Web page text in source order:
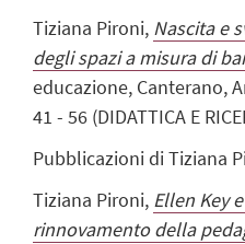
Tiziana Pironi, Nascita e
degli spazi a misura di
educazione, Canterano,
41 - 56 (DIDATTICA E
Pubblicazioni di Tiziana
Tiziana Pironi, Ellen Key
rinnovamento della